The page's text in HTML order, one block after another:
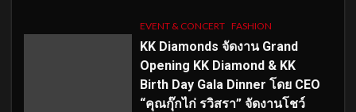
EVENT & CONCERT FASHION
KK Diamonds จัดงาน Grand
Opening KK Diamond & KK
Birth Day Gala Dinner โดย CEO
“คุณกุ๊กไก่ รวิสรา” จัดงานโชว์